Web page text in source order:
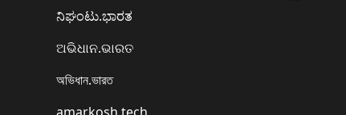
ನಿಘಂಟು.ಭಾರತ
ଅଭିଧାନ.ଭାରତ
অভিধান.ভারত